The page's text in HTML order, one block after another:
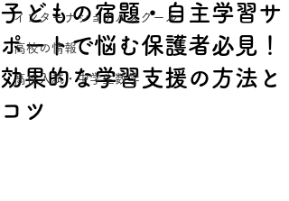
インターナショナルスクール
高校の情報
高校入試・中学生数学
子どもの宿題・自主学習サ
ポートで悩む保護者必見！
効果的な学習支援の方法と
コツ